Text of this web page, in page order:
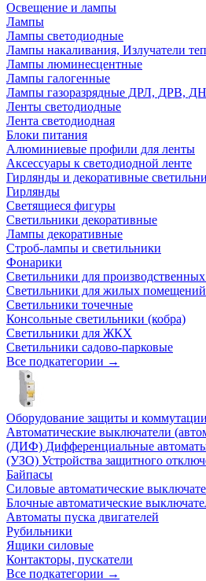
Освещение и лампы
Лампы
Лампы светодиодные
Лампы накаливания, Излучатели
Лампы люминесцентные
Лампы галогенные
Лампы газоразрядные ДРЛ, ДРВ,
Ленты светодиодные
Лента светодиодная
Блоки питания
Алюминиевые профили для ленты
Аксессуары к светодиодной ленте
Гирлянды и декоративные
Гирлянды
Светящиеся фигуры
Светильники декоративные
Лампы декоративные
Строб-лампы и светильники
Фонарики
Светильники для
Светильники для жилых помещений
Светильники точечные
Консольные светильники (кобра)
Светильники для ЖКХ
Светильники садово-парковые
Все подкатегории →
Оборудование защиты и коммутации
Автоматические выключатели
(ДИФ) Дифференциальные
(УЗО) Устройства защитного
Байпасы
Силовые автоматические
Блочные автоматические
Автоматы пуска двигателей
Рубильники
Ящики силовые
Контакторы, пускатели
Все подкатегории →